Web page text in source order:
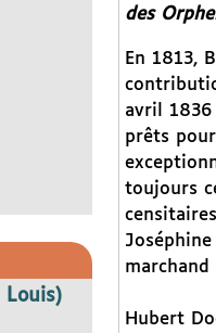
des
En 1813,
avril
prêts
toujours
marchand
Hubert
Louis)